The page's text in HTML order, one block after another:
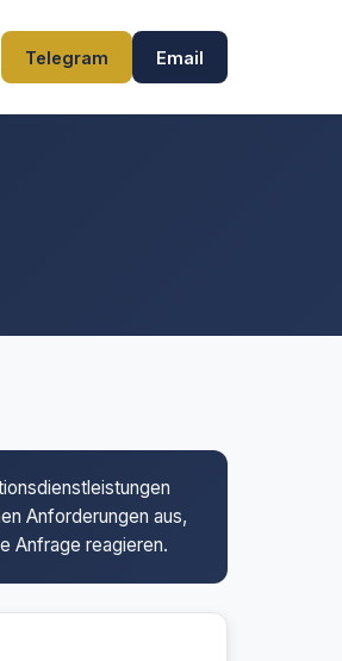
Telegram Email
Anforderungen aus,
Anfrage reagieren.